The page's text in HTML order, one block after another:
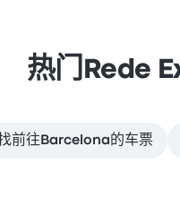
热门Rede
前往Barcelona的车票